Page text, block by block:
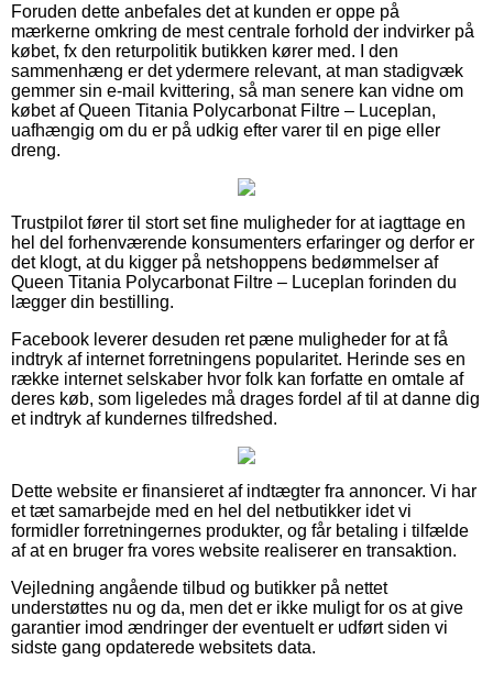
Foruden dette anbefales det at kunden er oppe på
mærkerne omkring de mest centrale forhold der indvirker på
købet, fx den returpolitik butikken kører med. I den
sammenhæng er det ydermere relevant, at man stadigvæk
gemmer sin e-mail kvittering, så man senere kan vidne om
købet af Queen Titania Polycarbonat Filtre – Luceplan,
uafhængig om du er på udkig efter varer til en pige eller
dreng.
Trustpilot fører til stort set fine muligheder for at iagttage en
hel del forhenværende konsumenters erfaringer og derfor er
det klogt, at du kigger på netshoppens bedømmelser af
Queen Titania Polycarbonat Filtre – Luceplan forinden du
lægger din bestilling.
Facebook leverer desuden ret pæne muligheder for at få
indtryk af internet forretningens popularitet. Herinde ses en
række internet selskaber hvor folk kan forfatte en omtale af
deres køb, som ligeledes må drages fordel af til at danne dig
et indtryk af kundernes tilfredshed.
Dette website er finansieret af indtægter fra annoncer. Vi har
et tæt samarbejde med en hel del netbutikker idet vi
formidler forretningernes produkter, og får betaling i tilfælde
af at en bruger fra vores website realiserer en transaktion.
Vejledning angående tilbud og butikker på nettet
understøttes nu og da, men det er ikke muligt for os at give
garantier imod ændringer der eventuelt er udført siden vi
sidste gang opdaterede websitets data.